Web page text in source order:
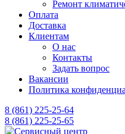
Ремонт
Оплата
Доставка
Клиентам
О нас
Контакты
Задать вопрос
Вакансии
Политика
8 (861) 225-25-64
8 (861) 225-25-65